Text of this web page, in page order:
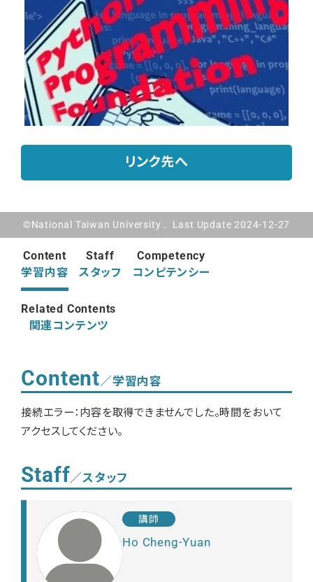
リンク先へ
©National Taiwan University . Last Update 2024-12-27
Content
学習内容
Staff
スタッフ
Competency
コンピテンシー
Related Contents
関連コンテンツ
Content／学習内容
接続エラー：内容を取得できませんでした。時間をおいて
アクセスしてください。
Staff／スタッフ
講師
Ho Cheng-Yuan